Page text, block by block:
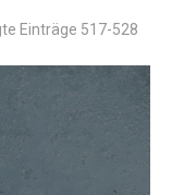
Einträge 517-528